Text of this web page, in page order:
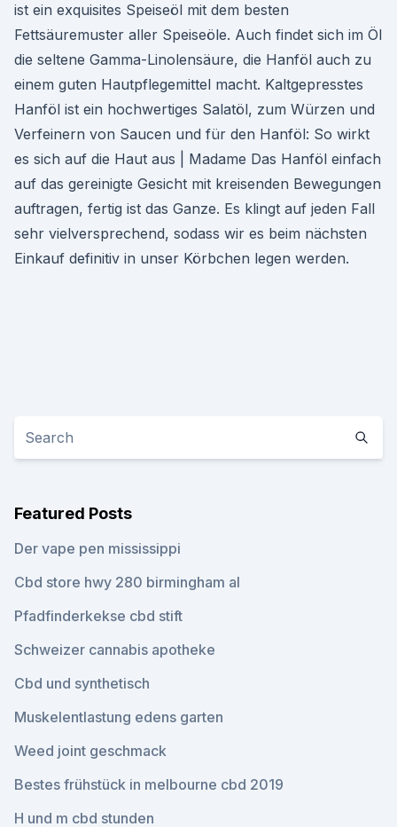
ist ein exquisites Speiseöl mit dem besten
Fettsäuremuster aller Speiseöle. Auch findet sich im Öl
die seltene Gamma-Linolensäure, die Hanföl auch zu
einem guten Hautpflegemittel macht. Kaltgepresstes
Hanföl ist ein hochwertiges Salatöl, zum Würzen und
Verfeinern von Saucen und für den Hanföl: So wirkt
es sich auf die Haut aus | Madame Das Hanföl einfach
auf das gereinigte Gesicht mit kreisenden Bewegungen
auftragen, fertig ist das Ganze. Es klingt auf jeden Fall
sehr vielversprechend, sodass wir es beim nächsten
Einkauf definitiv in unser Körbchen legen werden.
Featured Posts
Der vape pen mississippi
Cbd store hwy 280 birmingham al
Pfadfinderkekse cbd stift
Schweizer cannabis apotheke
Cbd und synthetisch
Muskelentlastung edens garten
Weed joint geschmack
Bestes frühstück in melbourne cbd 2019
H und m cbd stunden